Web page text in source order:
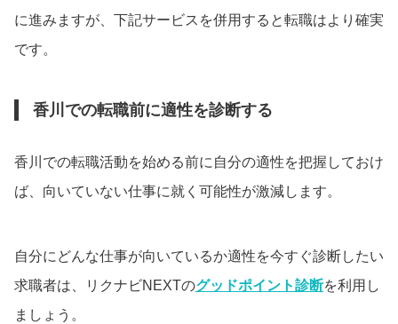
に進みますが、下記サービスを併用すると転職はより確実
です。
香川での転職前に適性を診断する
香川での転職活動を始める前に自分の適性を把握しておけ
ば、向いていない仕事に就く可能性が激減します。
自分にどんな仕事が向いているか適性を今すぐ診断したい
求職者は、リクナビNEXTのグッドポイント診断を利用し
ましょう。